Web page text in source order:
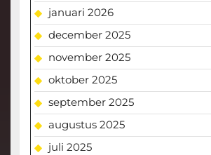
januari 2026
december 2025
november 2025
oktober 2025
september 2025
augustus 2025
juli 2025